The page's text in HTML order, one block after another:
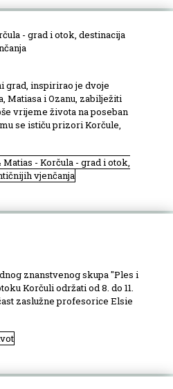
- grad i otok, destinacija
grad, inspirirao je dvoje
Matiasa i Ozanu, zabilježiti
vrijeme života na poseban
se ističu prizori Korčule,
Matias - Korčula - grad i otok,
vjenčanja
znanstvenog skupa "Ples i
Korčuli održati od 8. do 11.
zaslužne profesorice Elsie